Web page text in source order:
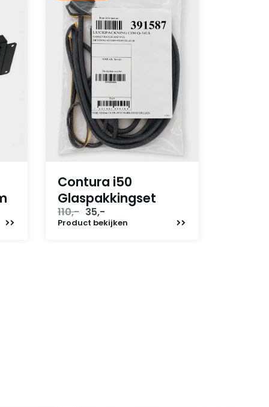
Contura i50
Glaspakkingset
110,- Oorspronkelijke
prijs
35,-
prijs
Product bekijken